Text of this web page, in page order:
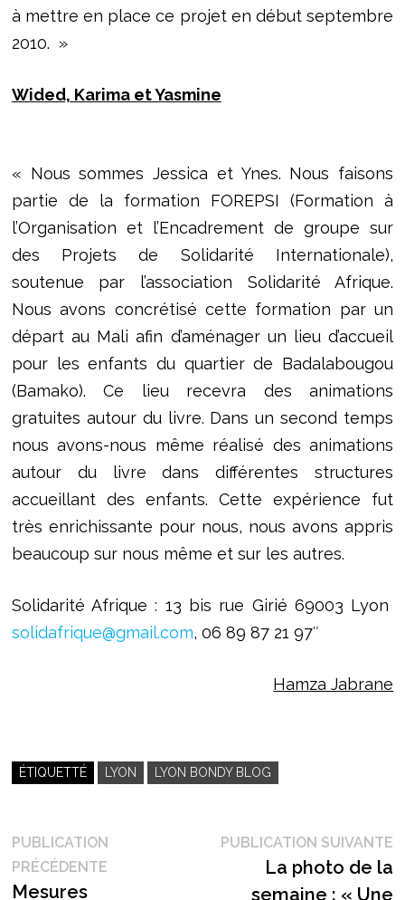
à mettre en place ce projet en début septembre
2010. »
Wided, Karima et Yasmine
« Nous sommes Jessica et Ynes. Nous faisons
partie de la formation FOREPSI (Formation à
l’Organisation et l’Encadrement de groupe sur
des Projets de Solidarité Internationale),
soutenue par l’association Solidarité Afrique.
Nous avons concrétisé cette formation par un
départ au Mali afin d’aménager un lieu d’accueil
pour les enfants du quartier de Badalabougou
(Bamako). Ce lieu recevra des animations
gratuites autour du livre. Dans un second temps
nous avons-nous même réalisé des animations
autour du livre dans différentes structures
accueillant des enfants. Cette expérience fut
très enrichissante pour nous, nous avons appris
beaucoup sur nous même et sur les autres.
Solidarité Afrique : 13 bis rue Girié 69003 Lyon
solidafrique@gmail.com, 06 89 87 21 97″
Hamza Jabrane
ÉTIQUETTÉ LYON LYON BONDY BLOG
Navigation
de
PUBLICATION
PRÉCÉDENTEPublication
Mesures
PUBLICATION SUIVANTE
La photo de la
semaine : « Une